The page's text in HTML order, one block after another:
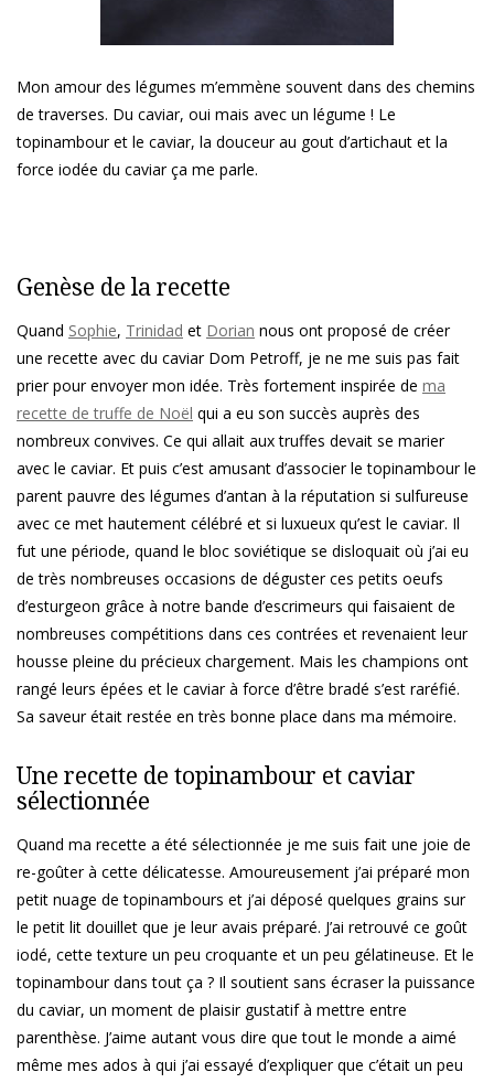
Mon amour des légumes m’emmène souvent dans des chemins
de traverses. Du caviar, oui mais avec un légume ! Le
topinambour et le caviar, la douceur au gout d’artichaut et la
force iodée du caviar ça me parle.
Genèse de la recette
Quand Sophie, Trinidad et Dorian nous ont proposé de créer
une recette avec du caviar Dom Petroff, je ne me suis pas fait
prier pour envoyer mon idée. Très fortement inspirée de ma
recette de truffe de Noël qui a eu son succès auprès des
nombreux convives. Ce qui allait aux truffes devait se marier
avec le caviar. Et puis c’est amusant d’associer le topinambour le
parent pauvre des légumes d’antan à la réputation si sulfureuse
avec ce met hautement célébré et si luxueux qu’est le caviar. Il
fut une période, quand le bloc soviétique se disloquait où j’ai eu
de très nombreuses occasions de déguster ces petits oeufs
d’esturgeon grâce à notre bande d’escrimeurs qui faisaient de
nombreuses compétitions dans ces contrées et revenaient leur
housse pleine du précieux chargement. Mais les champions ont
rangé leurs épées et le caviar à force d’être bradé s’est raréfié.
Sa saveur était restée en très bonne place dans ma mémoire.
Une recette de topinambour et caviar
sélectionnée
Quand ma recette a été sélectionnée je me suis fait une joie de
re-goûter à cette délicatesse. Amoureusement j’ai préparé mon
petit nuage de topinambours et j’ai déposé quelques grains sur
le petit lit douillet que je leur avais préparé. J’ai retrouvé ce goût
iodé, cette texture un peu croquante et un peu gélatineuse. Et le
topinambour dans tout ça ? Il soutient sans écraser la puissance
du caviar, un moment de plaisir gustatif à mettre entre
parenthèse. J’aime autant vous dire que tout le monde a aimé
même mes ados à qui j’ai essayé d’expliquer que c’était un peu